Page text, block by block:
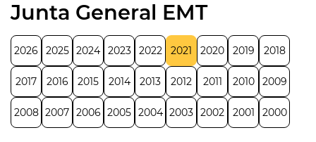
Junta General EMT
2026 2025 2024 2023 2022 2021 2020 2019 2018
2017 2016 2015 2014 2013 2012 2011 2010 2009
2008 2007 2006 2005 2004 2003 2002 2001 2000